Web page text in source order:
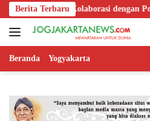
Langsung
ke
konten
Berita Terbaru
Perkuat Kolaborasi dengan Poltek
Beranda Yogyakarta